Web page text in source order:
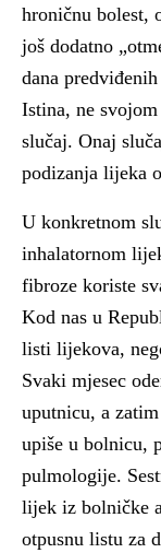
hroničnu bolest,
još dodatno
dana
Istina, ne
slučaj. Onaj
podizanja lijeka
U konkretnom
inhalatornom
fibroze koriste
Kod nas u
listi lijekova,
Svaki mjesec
uputnicu, a
upiše u bolnicu,
pulmologije.
lijek iz bolničke
otpusnu listu za